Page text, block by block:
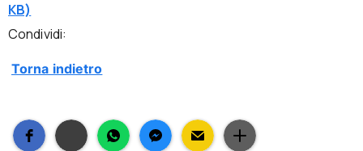
KB)
Condividi:
Torna indietro